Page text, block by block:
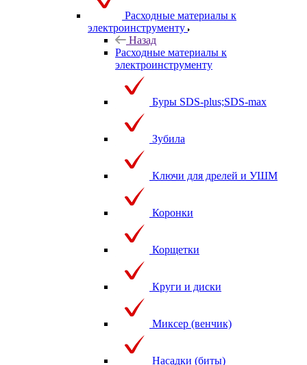
Расходные материалы к
электроинструменту
Назад
Расходные материалы к
электроинструменту
Буры SDS-plus;SDS-max
Зубила
Ключи для дрелей и УШМ
Коронки
Корщетки
Круги и диски
Миксер (венчик)
Насадки (биты)